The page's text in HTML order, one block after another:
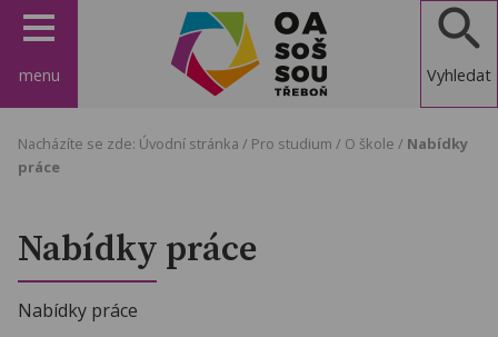
SOU
menu Vyhledat
Nacházíte se zde: Úvodní stránka / Pro studium / O škole / Nabídky
práce
Nabídky práce
Nabídky práce